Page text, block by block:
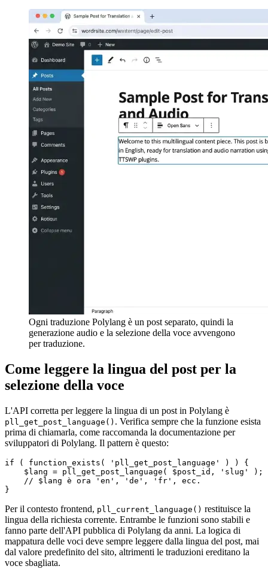
Ogni traduzione Polylang è un post separato, quindi la
generazione audio e la selezione della voce avvengono
per traduzione.
Come leggere la lingua del post per la
selezione della voce
L'API corretta per leggere la lingua di un post in Polylang è
pll_get_post_language() . Verifica sempre che la funzione esista
prima di chiamarla, come raccomanda la documentazione per
sviluppatori di Polylang. Il pattern è questo:
if ( function_exists( 'pll_get_post_language' ) ) {
    $lang = pll_get_post_language( $post_id, 'slug' );
    // $lang è ora 'en', 'de', 'fr', ecc.
}
Per il contesto frontend, pll_current_language() restituisce la
lingua della richiesta corrente. Entrambe le funzioni sono stabili e
fanno parte dell'API pubblica di Polylang da anni. La logica di
mappatura delle voci deve sempre leggere dalla lingua del post, mai
dal valore predefinito del sito, altrimenti le traduzioni ereditano la
voce sbagliata.